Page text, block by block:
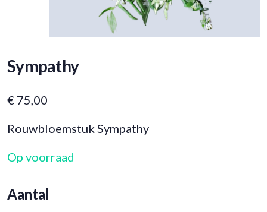
Sympathy
€ 75,00
Rouwbloemstuk Sympathy
Op voorraad
Aantal